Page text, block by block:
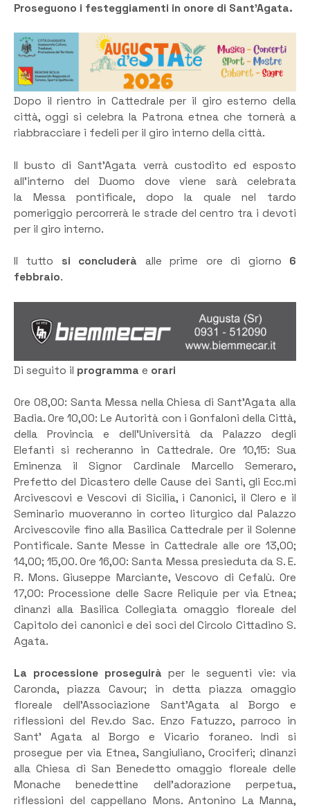
Proseguono i festeggiamenti in onore di Sant’Agata.
Dopo il rientro in Cattedrale per il giro esterno della
città, oggi si celebra la Patrona etnea che tornerà a
riabbracciare i fedeli per il giro interno della città.
Il busto di Sant’Agata verrà custodito ed esposto
all’interno del Duomo dove viene sarà celebrata
la Messa pontificale, dopo la quale nel tardo
pomeriggio percorrerà le strade del centro tra i devoti
per il giro interno.
Il tutto si concluderà alle prime ore di giorno 6
febbraio.
Di seguito il programma e orari
Ore 08,00: Santa Messa nella Chiesa di Sant’Agata alla
Badia. Ore 10,00: Le Autorità con i Gonfaloni della Città,
della Provincia e dell’Università da Palazzo degli
Elefanti si recheranno in Cattedrale. Ore 10,15: Sua
Eminenza il Signor Cardinale Marcello Semeraro,
Prefetto del Dicastero delle Cause dei Santi, gli Ecc.mi
Arcivescovi e Vescovi di Sicilia, i Canonici, il Clero e il
Seminario muoveranno in corteo liturgico dal Palazzo
Arcivescovile fino alla Basilica Cattedrale per il Solenne
Pontificale. Sante Messe in Cattedrale alle ore 13,00;
14,00; 15,00. Ore 16,00: Santa Messa presieduta da S. E.
R. Mons. Giuseppe Marciante, Vescovo di Cefalù. Ore
17,00: Processione delle Sacre Reliquie per via Etnea;
dinanzi alla Basilica Collegiata omaggio floreale del
Capitolo dei canonici e dei soci del Circolo Cittadino S.
Agata.
La processione proseguirà per le seguenti vie: via
Caronda, piazza Cavour; in detta piazza omaggio
floreale dell’Associazione Sant’Agata al Borgo e
riflessioni del Rev.do Sac. Enzo Fatuzzo, parroco in
Sant’ Agata al Borgo e Vicario foraneo. Indi si
prosegue per via Etnea, Sangiuliano, Crociferi; dinanzi
alla Chiesa di San Benedetto omaggio floreale delle
Monache benedettine dell’adorazione perpetua,
riflessioni del cappellano Mons. Antonino La Manna,